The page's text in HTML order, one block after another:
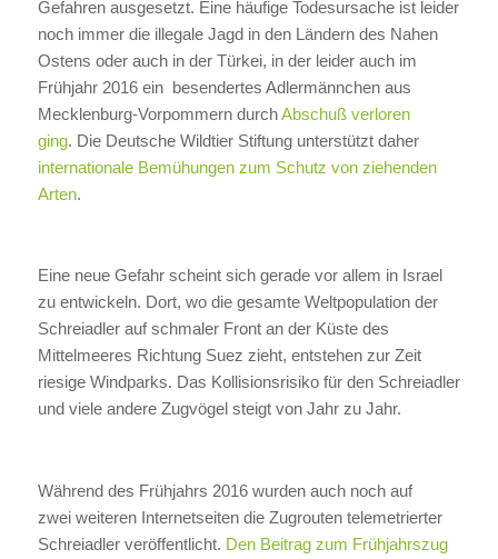
Gefahren ausgesetzt. Eine häufige Todesursache ist leider
noch immer die illegale Jagd in den Ländern des Nahen
Ostens oder auch in der Türkei, in der leider auch im
Frühjahr 2016 ein besendertes Adlermännchen aus
Mecklenburg-Vorpommern durchAbschuß verloren
ging. Die Deutsche Wildtier Stiftung unterstützt daher
internationale Bemühungen zum Schutz von ziehenden
Arten.
Eine neue Gefahr scheint sich gerade vor allem in Israel
zu entwickeln. Dort, wo die gesamte Weltpopulation der
Schreiadler auf schmaler Front an der Küste des
Mittelmeeres Richtung Suez zieht, entstehen zur Zeit
riesige Windparks. Das Kollisionsrisiko für den Schreiadler
und viele andere Zugvögel steigt von Jahr zu Jahr.
Während des Frühjahrs 2016 wurden auch noch auf
zwei weiteren Internetseiten die Zugrouten telemetrierter
Schreiadler veröffentlicht. Den Beitrag zum Frühjahrszug